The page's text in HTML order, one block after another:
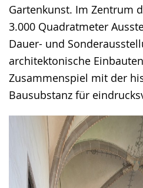
Gartenkunst. Im Zentrum
3.000 Quadratmeter
Dauer- und
architektonische
Zusammenspiel mit der
Bausubstanz für